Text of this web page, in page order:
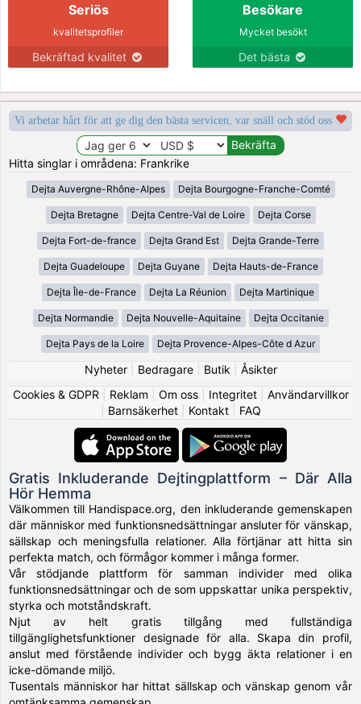
Seriös
kvalitetsprofiler
Bekräftad kvalitet
Besökare
Mycket besökt
Det bästa
Vi arbetar hårt för att ge dig den bästa servicen, var snäll och stöd oss
Hitta singlar i områdena: Frankrike
Dejta Auvergne-Rhône-Alpes Dejta Bourgogne-Franche-Comté
Dejta Bretagne Dejta Centre-Val de Loire Dejta Corse
Dejta Fort-de-france Dejta Grand Est Dejta Grande-Terre
Dejta Guadeloupe Dejta Guyane Dejta Hauts-de-France
Dejta Île-de-France Dejta La Réunion Dejta Martinique
Dejta Normandie Dejta Nouvelle-Aquitaine Dejta Occitanie
Dejta Pays de la Loire Dejta Provence-Alpes-Côte d Azur
Nyheter| Bedragare| Butik
Åsikter
Cookies & GDPR
Reklam Om oss| Integritet| Användarvillkor
Barnsäkerhet| Kontakt| FAQ
Gratis Inkluderande Dejtingplattform – Där Alla
Hör Hemma
Välkommen till Handispace.org, den inkluderande gemenskapen
där människor med funktionsnedsättningar ansluter för vänskap,
sällskap och meningsfulla relationer. Alla förtjänar att hitta sin
perfekta match, och förmågor kommer i många former.
Vår stödjande plattform för samman individer med olika
funktionsnedsättningar och de som uppskattar unika perspektiv,
styrka och motståndskraft.
Njut av helt gratis tillgång med fullständiga
tillgänglighetsfunktioner designade för alla. Skapa din profil,
anslut med förstående individer och bygg äkta relationer i en
icke-dömande miljö.
Tusentals människor har hittat sällskap och vänskap genom vår